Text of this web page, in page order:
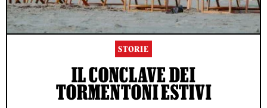
STORIE
IL CONCLAVE DEI
TORMENTONI ESTIVI